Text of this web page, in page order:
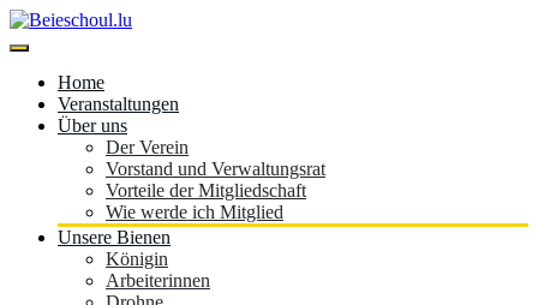
Skip
to
Beieschoul.lu
Home
Veranstaltungen
Über uns
Der Verein
Vorstand und Verwaltungsrat
Vorteile der Mitgliedschaft
Wie werde ich Mitglied
Unsere Bienen
Königin
Arbeiterinnen